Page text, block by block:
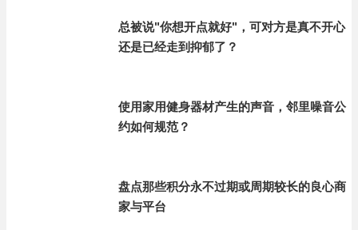
总被说"你想开点就好"，可对方是真不开心
还是已经走到抑郁了？
使用家用健身器材产生的声音，邻里噪音公
约如何规范？
盘点那些积分永不过期或周期较长的良心商
家与平台